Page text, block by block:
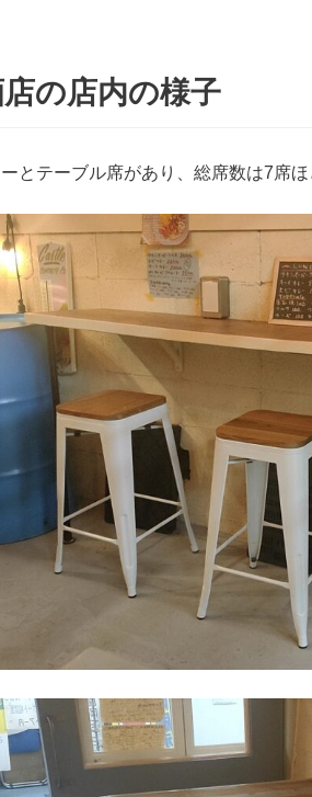
の店内の様子
とテーブル席があり、総席数は7席ほ